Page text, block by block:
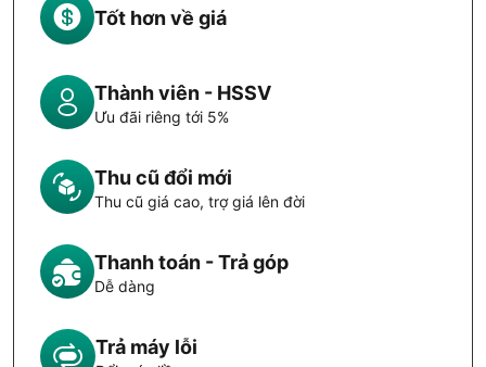
Tốt hơn về giá
Thành viên - HSSV
Ưu đãi riêng tới 5%
Thu cũ đổi mới
Thu cũ giá cao, trợ giá lên đời
Thanh toán - Trả góp
Dễ dàng
Trả máy lỗi